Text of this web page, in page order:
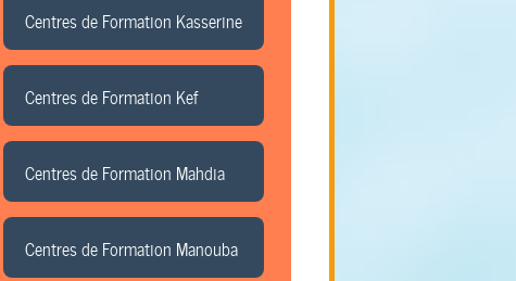
Centres de Formation Kasserine
Centres de Formation Kef
Centres de Formation Mahdia
Centres de Formation Manouba